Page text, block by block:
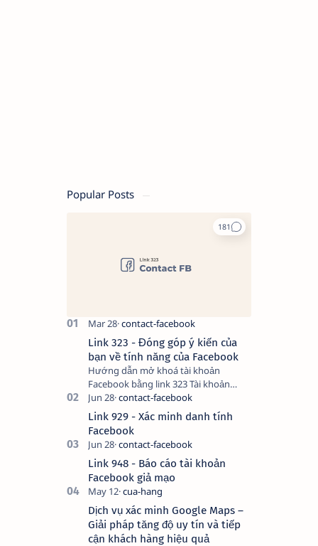
Popular Posts
Link 323 - Đóng góp ý kiến của
bạn về tính năng của Facebook
Hướng dẫn mở khoá tài khoản
Facebook bằng link 323 Tài khoản
Facebook bị vô hiệu hóa có thể do
nhiều nguyên nhân, do bạn đăng bài
hay thực hiện…
Link 929 - Xác minh danh tính
Facebook
Link 948 - Báo cáo tài khoản
Facebook giả mạo
Dịch vụ xác minh Google Maps –
Giải pháp tăng độ uy tín và tiếp
cận khách hàng hiệu quả